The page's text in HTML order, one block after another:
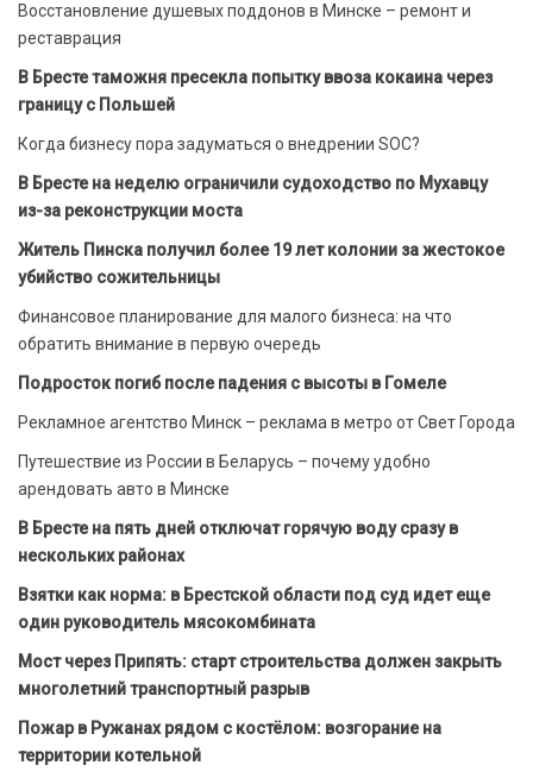
Восстановление душевых поддонов в Минске – ремонт и
реставрация
В Бресте таможня пресекла попытку ввоза кокаина через
границу с Польшей
Когда бизнесу пора задуматься о внедрении SOC?
В Бресте на неделю ограничили судоходство по Мухавцу
из-за реконструкции моста
Житель Пинска получил более 19 лет колонии за жестокое
убийство сожительницы
Финансовое планирование для малого бизнеса: на что
обратить внимание в первую очередь
Подросток погиб после падения с высоты в Гомеле
Рекламное агентство Минск – реклама в метро от Свет Города
Путешествие из России в Беларусь – почему удобно
арендовать авто в Минске
В Бресте на пять дней отключат горячую воду сразу в
нескольких районах
Взятки как норма: в Брестской области под суд идет еще
один руководитель мясокомбината
Мост через Припять: старт строительства должен закрыть
многолетний транспортный разрыв
Пожар в Ружанах рядом с костёлом: возгорание на
территории котельной